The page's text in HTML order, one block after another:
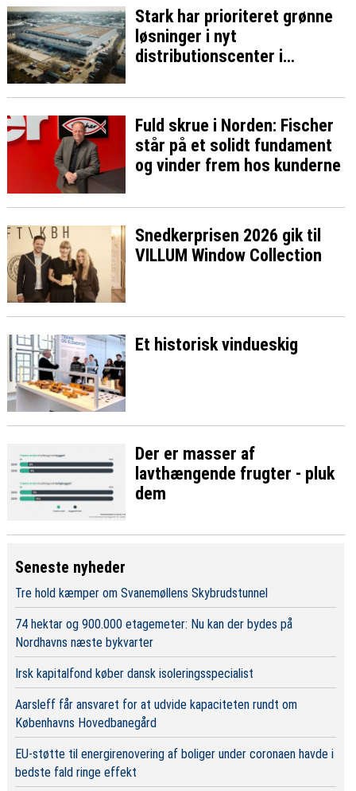
Stark har prioriteret grønne
løsninger i nyt
distributionscenter i
Fuld skrue i Norden: Fischer
står på et solidt fundament
og vinder frem hos kunderne
Snedkerprisen 2026 gik til
VILLUM Window Collection
Et historisk vindueskig
Der er masser af
lavthængende frugter - pluk
dem
Seneste nyheder
Tre hold kæmper om Svanemøllens Skybrudstunnel
74 hektar og 900.000 etagemeter: Nu kan der bydes på
Nordhavns næste bykvarter
Irsk kapitalfond køber dansk isoleringsspecialist
Aarsleff får ansvaret for at udvide kapaciteten rundt om
Københavns Hovedbanegård
EU-støtte til energirenovering af boliger under coronaen havde i
bedste fald ringe effekt